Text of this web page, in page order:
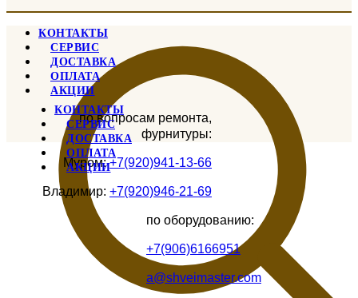
КОНТАКТЫ
СЕРВИС
ДОСТАВКА
ОПЛАТА
АКЦИИ
по вопросам ремонта,
фурнитуры:
Муром:+7(920)941-13-66
Владимир: +7(920)946-21-69
по оборудованию:
+7(906)6166951
a@shveimaster.com
КОНТАКТЫ
СЕРВИС
ДОСТАВКА
ОПЛАТА
АКЦИИ